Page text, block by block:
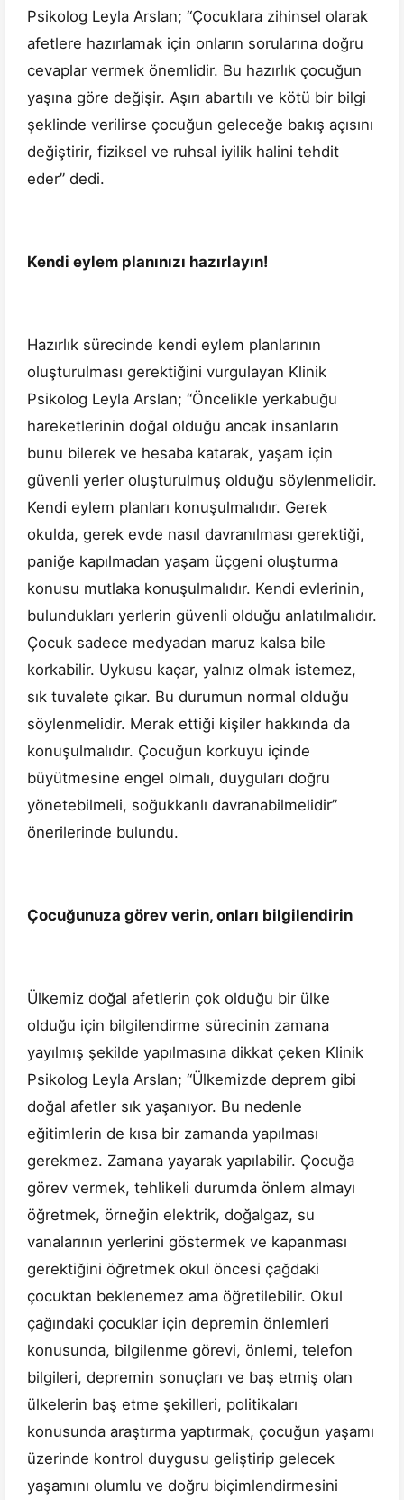
Psikolog Leyla Arslan; “Çocuklara zihinsel olarak
afetlere hazırlamak için onların sorularına doğru
cevaplar vermek önemlidir. Bu hazırlık çocuğun
yaşına göre değişir. Aşırı abartılı ve kötü bir bilgi
şeklinde verilirse çocuğun geleceğe bakış açısını
değiştirir, fiziksel ve ruhsal iyilik halini tehdit
eder” dedi.
Kendi eylem planınızı hazırlayın!
Hazırlık sürecinde kendi eylem planlarının
oluşturulması gerektiğini vurgulayan Klinik
Psikolog Leyla Arslan; “Öncelikle yerkabuğu
hareketlerinin doğal olduğu ancak insanların
bunu bilerek ve hesaba katarak, yaşam için
güvenli yerler oluşturulmuş olduğu söylenmelidir.
Kendi eylem planları konuşulmalıdır. Gerek
okulda, gerek evde nasıl davranılması gerektiği,
paniğe kapılmadan yaşam üçgeni oluşturma
konusu mutlaka konuşulmalıdır. Kendi evlerinin,
bulundukları yerlerin güvenli olduğu anlatılmalıdır.
Çocuk sadece medyadan maruz kalsa bile
korkabilir. Uykusu kaçar, yalnız olmak istemez,
sık tuvalete çıkar. Bu durumun normal olduğu
söylenmelidir. Merak ettiği kişiler hakkında da
konuşulmalıdır. Çocuğun korkuyu içinde
büyütmesine engel olmalı, duyguları doğru
yönetebilmeli, soğukkanlı davranabilmelidir”
önerilerinde bulundu.
Çocuğunuza görev verin, onları bilgilendirin
Ülkemiz doğal afetlerin çok olduğu bir ülke
olduğu için bilgilendirme sürecinin zamana
yayılmış şekilde yapılmasına dikkat çeken Klinik
Psikolog Leyla Arslan; “Ülkemizde deprem gibi
doğal afetler sık yaşanıyor. Bu nedenle
eğitimlerin de kısa bir zamanda yapılması
gerekmez. Zamana yayarak yapılabilir. Çocuğa
görev vermek, tehlikeli durumda önlem almayı
öğretmek, örneğin elektrik, doğalgaz, su
vanalarının yerlerini göstermek ve kapanması
gerektiğini öğretmek okul öncesi çağdaki
çocuktan beklenemez ama öğretilebilir. Okul
çağındaki çocuklar için depremin önlemleri
konusunda, bilgilenme görevi, önlemi, telefon
bilgileri, depremin sonuçları ve baş etmiş olan
ülkelerin baş etme şekilleri, politikaları
konusunda araştırma yaptırmak, çocuğun yaşamı
üzerinde kontrol duygusu geliştirip gelecek
yaşamını olumlu ve doğru biçimlendirmesini